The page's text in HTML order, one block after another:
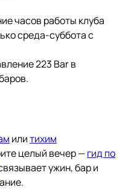
часов работы клуба
среда-суббота с
223 Bar в
илитихим
целый вечер —гид по
ужин, бар и